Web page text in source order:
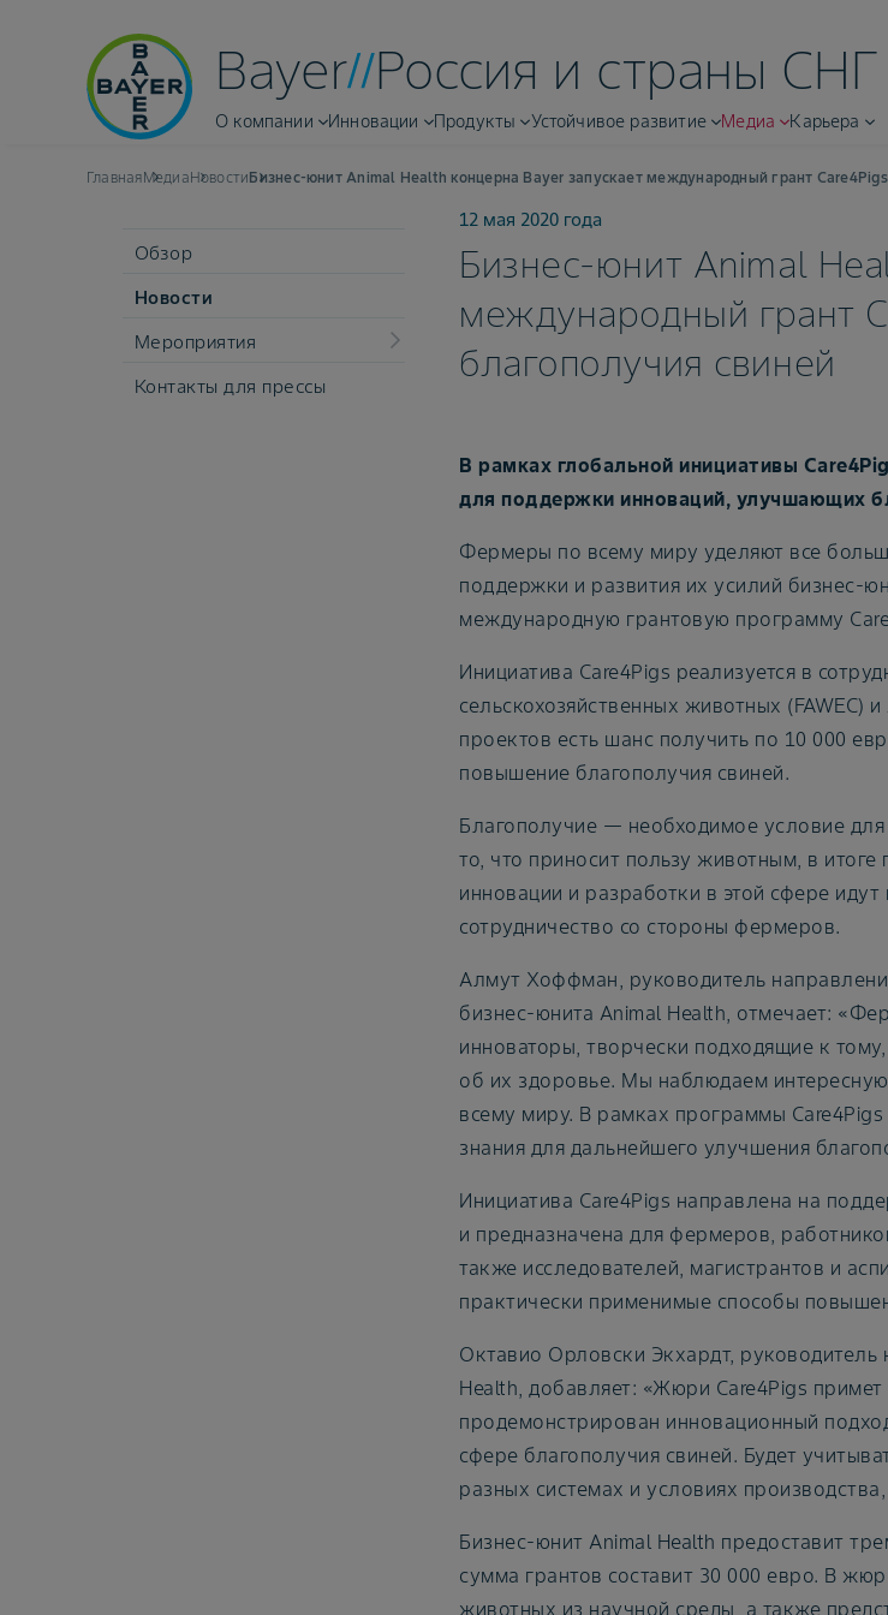
Bayer Россия и страны СНГ
О компании Инновации Продукты Устойчивое развитие Медиа Карьера
ГлавнаяМедиаНовостиБизнес-юнит Animal Health концерна Bayer запускает международный грант
Обзор
Новости
Мероприятия
Контакты для прессы
12 мая 2020 года
Бизнес-юнит Animal
международный грант
благополучия свиней
В рамках глобальной инициативы
для поддержки инноваций, улучшающих
Фермеры по всему миру уделяют все
поддержки и развития их усилий бизнес-
международную грантовую программу
Инициатива Care4Pigs реализуется в
сельскохозяйственных животных (FAWEC)
проектов есть шанс получить по 10 000
повышение благополучия свиней.
Благополучие — необходимое условие
то, что приносит пользу животным, в
инновации и разработки в этой сфере
сотрудничество со стороны фермеров.
Алмут Хоффман, руководитель
бизнес-юнита Animal Health, отмечает:
инноваторы, творчески подходящие к
об их здоровье. Мы наблюдаем
всему миру. В рамках программы
знания для дальнейшего улучшения
Инициатива Care4Pigs направлена на
и предназначена для фермеров,
также исследователей, магистрантов и
практически применимые способы
Октавио Орловски Экхардт, руководитель
Health, добавляет: «Жюри Care4Pigs
продемонстрирован инновационный
сфере благополучия свиней. Будет
разных системах и условиях
Бизнес-юнит Animal Health предоставит
сумма грантов составит 30 000 евро. В
животных из научной среды, а также